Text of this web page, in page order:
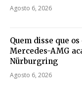
Agosto 6, 2026
Quem disse que
Mercedes-AMG
Nürburgring
Agosto 6, 2026